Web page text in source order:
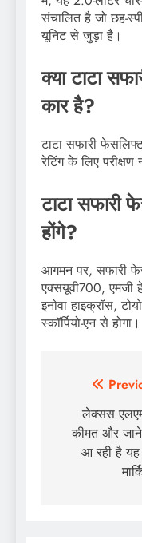
संचालित है जो छह-
यूनिट से जुड़ा है।
क्या टाटा
कार है?
टाटा सफारी
रेटिंग के लिए परीक्षण
टाटा सफारी
होंगे?
आगमन पर, सफारी
एक्सयूवी700, एमजी
इनोवा हाइक्रॉस,
स्कॉर्पियो-एन से होगा।
Post
लेक्सस
कीमत और
आ रही है यह